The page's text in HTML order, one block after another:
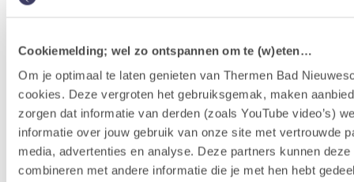
Cookiemelding; wel zo ontspannen om te (w)eten…
Om je optimaal te laten genieten van Thermen Bad
cookies. Deze vergroten het gebruiksgemak, maken
zorgen dat informatie van derden (zoals YouTube video’s)
informatie over jouw gebruik van onze site met vertrouwde
media, advertenties en analyse. Deze partners kunnen deze
combineren met andere informatie die je met hen hebt
Erlebnisprogramm